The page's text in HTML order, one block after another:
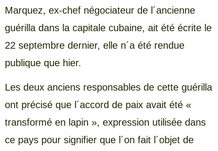
Marquez, ex-chef négociateur de l´ancienne
guérilla dans la capitale cubaine, ait été écrite le
22 septembre dernier, elle n´a été rendue
publique que hier.
Les deux anciens responsables de cette guérilla
ont précisé que l´accord de paix avait été «
transformé en lapin », expression utilisée dans
ce pays pour signifier que l´on fait l´objet de